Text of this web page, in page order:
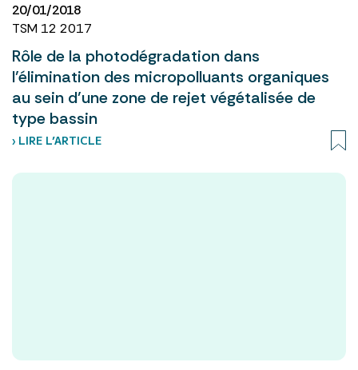
20/01/2018
TSM 12 2017
Rôle de la photodégradation dans
l’élimination des micropolluants organiques
au sein d’une zone de rejet végétalisée de
type bassin
› LIRE L’ARTICLE